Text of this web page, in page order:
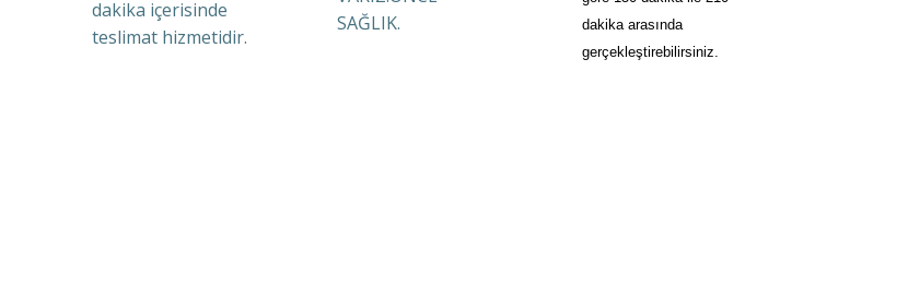
dakika içerisinde
teslimat hizmetidir.
SAĞLIK.
dakika arasında
gerçekleştirebilirsiniz.